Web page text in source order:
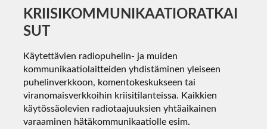
KRIISIKOMMUNIKAATIORATKAI
SUT
Käytettävien radiopuhelin- ja muiden
kommunikaatiolaitteiden yhdistäminen yleiseen
puhelinverkkoon, komentokeskukseen tai
viranomaisverkkoihin kriisitilanteissa. Kaikkien
käytössäolevien radiotaajuuksien yhtäaikainen
varaaminen hätäkommunikaatiolle esim.